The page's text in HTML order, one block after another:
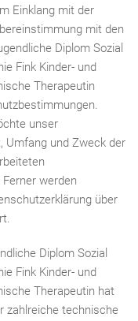
Einklang mit der
mit den
Diplom Sozial
Fink Kinder- und
Therapeutin
unser
Umfang und Zweck der
werden
über
Diplom Sozial
Fink Kinder- und
Therapeutin hat
zahlreiche technische